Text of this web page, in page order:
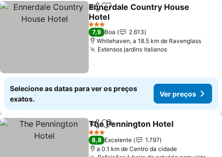
PartilharAdicionar aos favoritos
Ennerdale Country House
Hotel
3 Estrelas
7,9 Boa
2.613
Whitehaven, a 18.5 km de Ravenglass
Extensos jardins italianos
Selecione as datas para ver os preços
exatos.
Ver preços
PartilharAdicionar aos favoritos
The Pennington Hotel
3 Estrelas
8,8 Excelente
1.797
a 0.1 km de Centro da cidade